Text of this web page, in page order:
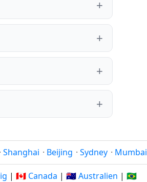
· Shanghai · Beijing · Sydney · Mumbai
| 🇨🇦 Canada | 🇦🇺 Australien | 🇧🇷